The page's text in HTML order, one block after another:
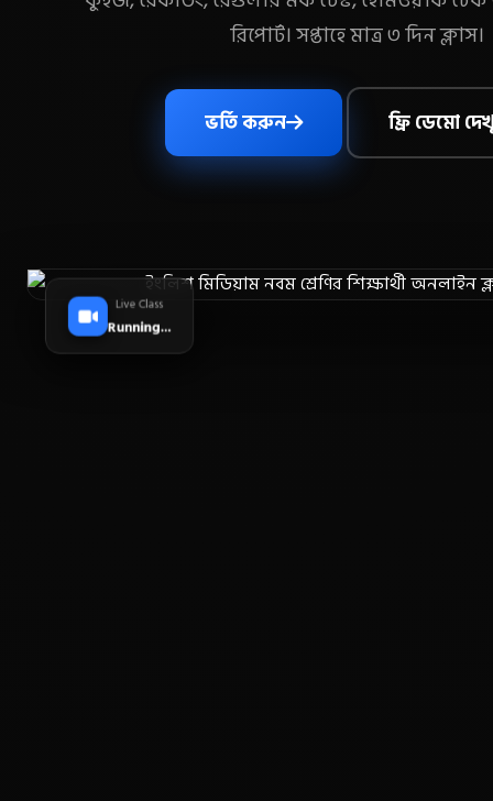
রিপোর্ট। সপ্তাহে মাত্র ৩ দিন ক্লাস।
ভর্তি করুন ফ্রি ডেমো
Live Class
Running...